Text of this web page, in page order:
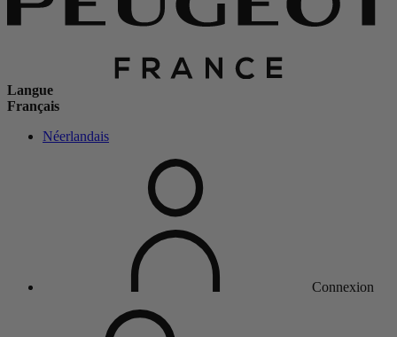
Langue
Français
Néerlandais
Connexion